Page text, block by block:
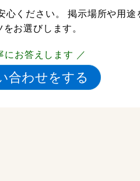
心ください。 掲示場所や用途
お選びします。
にお答えします ／